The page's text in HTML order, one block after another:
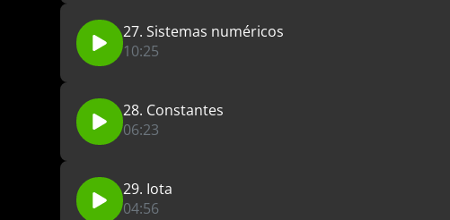
27. Sistemas numéricos
10:25
28. Constantes
06:23
29. Iota
04:56